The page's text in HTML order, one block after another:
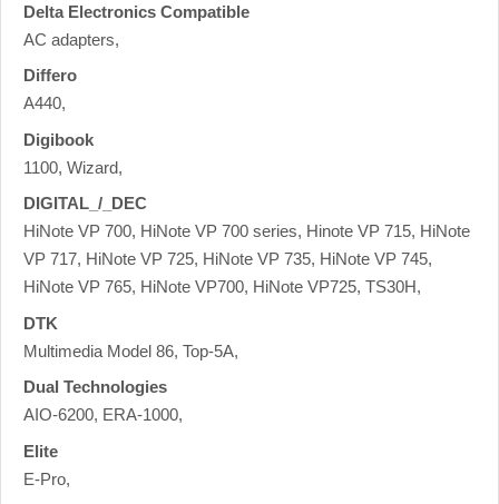
Delta Electronics Compatible
AC adapters,
Differo
A440,
Digibook
1100, Wizard,
DIGITAL_/_DEC
HiNote VP 700, HiNote VP 700 series, Hinote VP 715, HiNote
VP 717, HiNote VP 725, HiNote VP 735, HiNote VP 745,
HiNote VP 765, HiNote VP700, HiNote VP725, TS30H,
DTK
Multimedia Model 86, Top-5A,
Dual Technologies
AIO-6200, ERA-1000,
Elite
E-Pro,